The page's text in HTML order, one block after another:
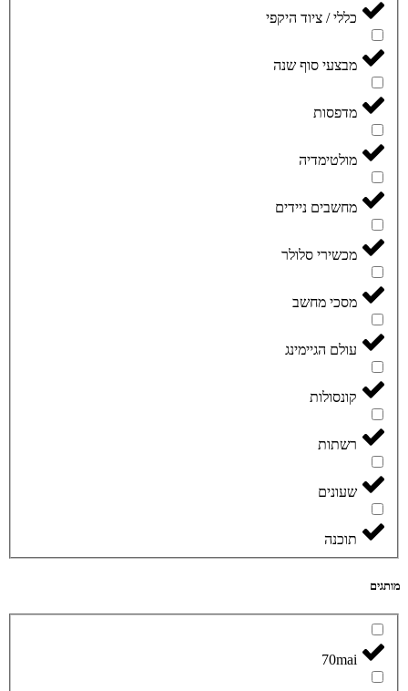
כללי / ציוד היקפי
מבצעי סוף שנה
מדפסות
מולטימדיה
מחשבים ניידים
מכשירי סלולר
מסכי מחשב
עולם הגיימינג
קונסולות
רשתות
שעונים
תוכנה
מותגים
70mai